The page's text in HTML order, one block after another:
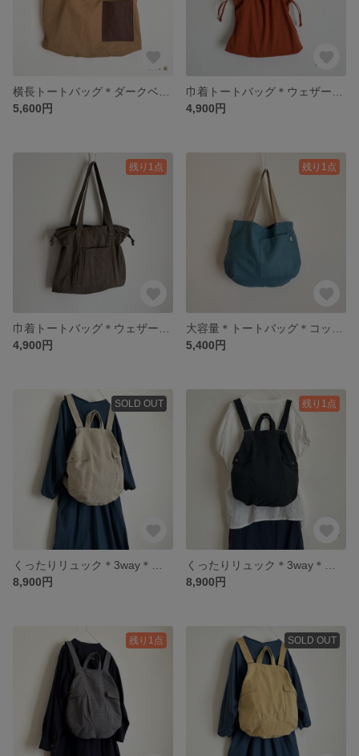
5,600円
4,900円
残り1点
4,900円
残り1点
5,400円
SOLD OUT
8,900円
残り1点
8,900円
残り1点 SOLD OUT